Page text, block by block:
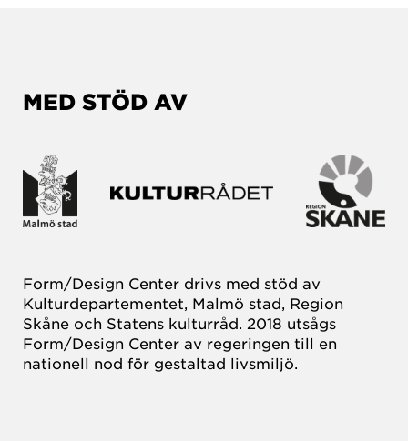
MED STÖD AV
Form/Design Center drivs med stöd av
Kulturdepartementet, Malmö stad, Region
Skåne och Statens kulturråd. 2018 utsågs
Form/Design Center av regeringen till en
nationell nod för gestaltad livsmiljö.